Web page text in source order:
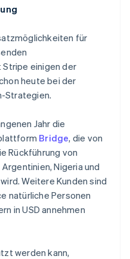
für
Stripe einigen der
heute bei der
Strategien.
Jahr die
Bridge, die von
Rückführung von
Nigeria und
Weitere Kunden sind
natürliche Personen
in USD annehmen
werden kann,